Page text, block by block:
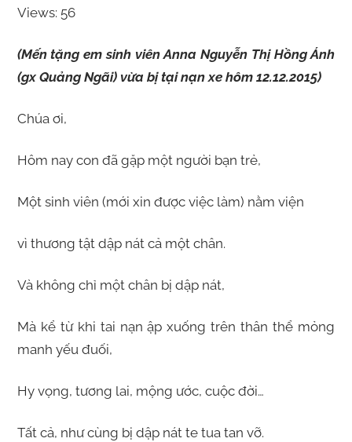
Views: 56
(Mến tặng em sinh viên Anna Nguyễn Thị Hồng Ánh
(gx Quảng Ngãi) vừa bị tại nạn xe hôm 12.12.2015)
Chúa ơi,
Hôm nay con đã gặp một người bạn trẻ,
Một sinh viên (mới xin được việc làm) nằm viện
vì thương tật dập nát cả một chân.
Và không chỉ một chân bị dập nát,
Mà kể từ khi tai nạn ập xuống trên thân thể mỏng
manh yếu đuối,
Hy vọng, tương lai, mộng ước, cuộc đời…
Tất cả, như cùng bị dập nát te tua tan vỡ.